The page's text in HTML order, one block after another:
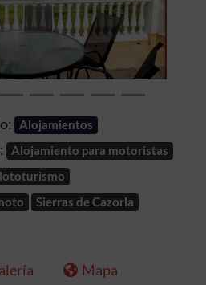
Alojamientos
Alojamiento para motoristas
Sierras de Cazorla
Mapa